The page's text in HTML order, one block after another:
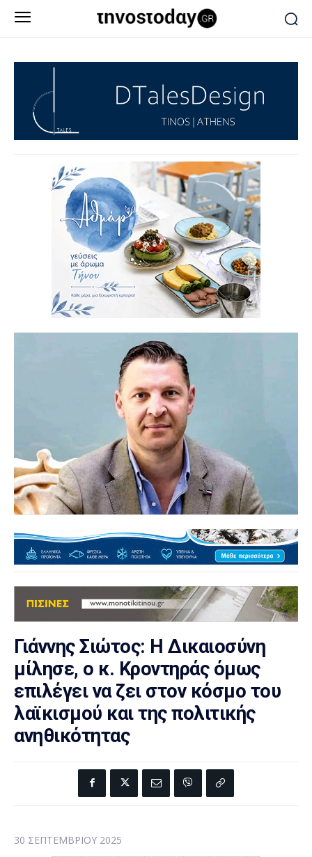
Γιάννης Σιώτος: Η Δικαιοσύνη
μίλησε, ο κ. Κροντηράς όμως
επιλέγει να ζει στον κόσμο του
λαϊκισμού και της πολιτικής
ανηθικότητας
30 ΣΕΠΤΕΜΒΡΊΟΥ 2025